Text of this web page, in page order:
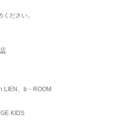
ださい。
LIEN、b・ROOM
KIDS